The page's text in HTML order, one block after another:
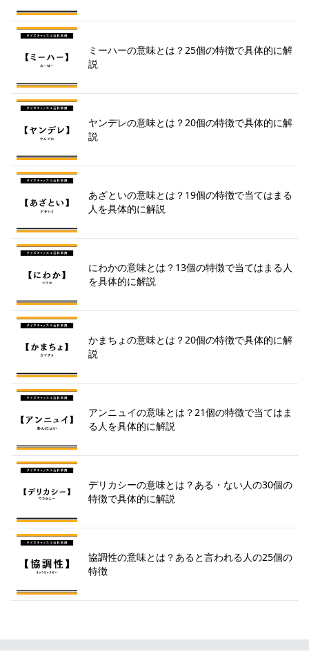
ミーハーの意味とは？25個の特徴で具体的に解
説
ヤンデレの意味とは？20個の特徴で具体的に解
説
あざといの意味とは？19個の特徴で当てはまる
人を具体的に解説
にわかの意味とは？13個の特徴で当てはまる人
を具体的に解説
かまちょの意味とは？20個の特徴で具体的に解
説
アンニュイの意味とは？21個の特徴で当てはま
る人を具体的に解説
デリカシーの意味とは？ある・ない人の30個の
特徴で具体的に解説
協調性の意味とは？あると言われる人の25個の
特徴